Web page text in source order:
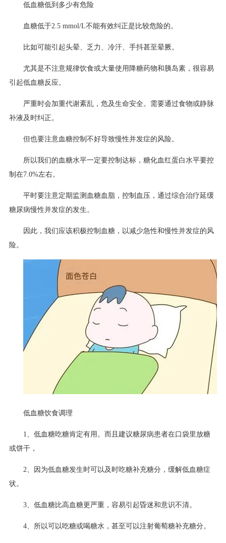
低血糖低到多少有危险
血糖低于2.5 mmol/L不能有效纠正是比较危险的。
比如可能引起头晕、乏力、冷汗、手抖甚至晕厥。
尤其是不注意规律饮食或大量使用降糖药物和胰岛素，很容易
引起低血糖反应。
严重时会加重代谢紊乱，危及生命安全。需要通过食物或静脉
补液及时纠正。
但也要注意血糖控制不好导致慢性并发症的风险。
所以我们的血糖水平一定要控制达标，糖化血红蛋白水平要控
制在7.0%左右。
平时要注意定期监测血糖血脂，控制血压，通过综合治疗延缓
糖尿病慢性并发症的发生。
因此，我们应该积极控制血糖，以减少急性和慢性并发症的风
险。
低血糖饮食调理
1、低血糖吃糖肯定有用。而且建议糖尿病患者在口袋里放糖
或饼干，
2、因为低血糖发生时可以及时吃糖补充糖分，缓解低血糖症
状。
3、低血糖比高血糖更严重，容易引起昏迷和意识不清。
4、所以可以吃糖或喝糖水，甚至可以注射葡萄糖补充糖分。